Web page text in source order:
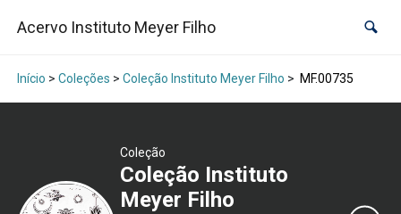
Acervo Instituto Meyer Filho
Início > Coleções > Coleção Instituto Meyer Filho > MF.00735
Coleção
Coleção Instituto
Meyer Filho